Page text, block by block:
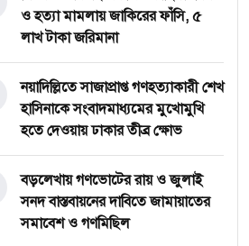
ও হত্যা মামলায় জাকিরের ফাঁসি, ৫
লাখ টাকা জরিমানা
নয়াদিল্লিতে সাজাপ্রাপ্ত গণহত্যাকারী শেখ
হাসিনাকে সংবাদমাধ্যমের মুখোমুখি
হতে দেওয়ায় ঢাকার তীব্র ক্ষোভ
বড়লেখায় গণভোটের রায় ও জুলাই
সনদ বাস্তবায়নের দাবিতে জামায়াতের
সমাবেশ ও গণমিছিল